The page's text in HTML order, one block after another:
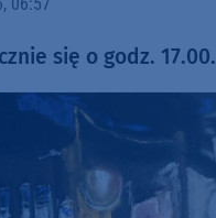
się o godz. 17.00.